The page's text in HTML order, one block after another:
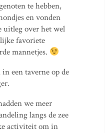
te hebben,
en vonden
uitleg over het wel
favoriete
mannetjes.
een taverne op de
we meer
langs de zee
activiteit om in